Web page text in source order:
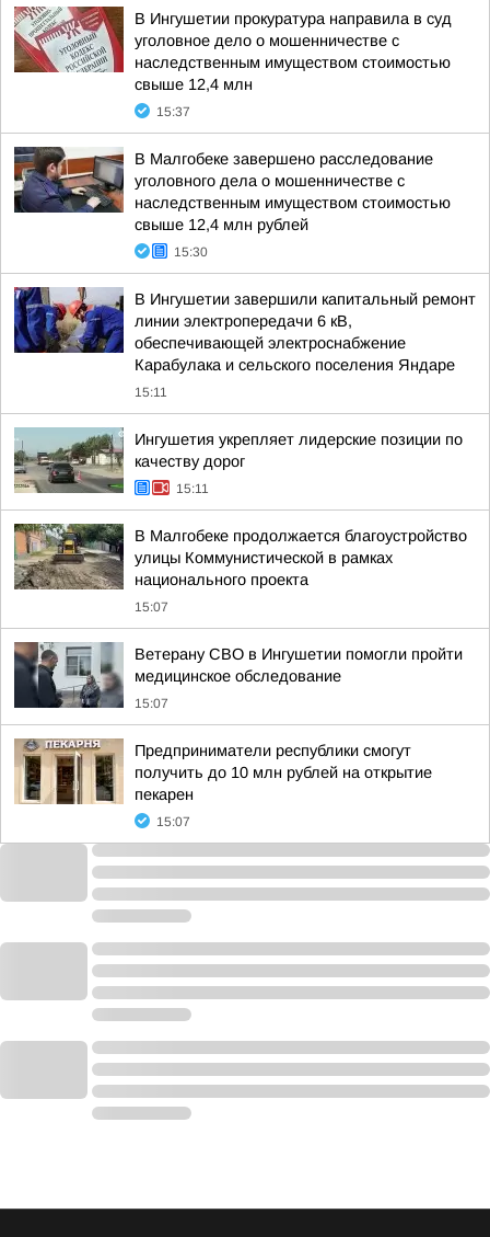
В Ингушетии прокуратура направила в суд
уголовное дело о мошенничестве с
наследственным имуществом стоимостью
свыше 12,4 млн
15:37
В Малгобеке завершено расследование
уголовного дела о мошенничестве с
наследственным имуществом стоимостью
свыше 12,4 млн рублей
15:30
В Ингушетии завершили капитальный ремонт
линии электропередачи 6 кВ,
обеспечивающей электроснабжение
Карабулака и сельского поселения Яндаре
15:11
Ингушетия укрепляет лидерские позиции по
качеству дорог
15:11
В Малгобеке продолжается благоустройство
улицы Коммунистической в рамках
национального проекта
15:07
Ветерану СВО в Ингушетии помогли пройти
медицинское обследование
15:07
Предприниматели республики смогут
получить до 10 млн рублей на открытие
пекарен
15:07